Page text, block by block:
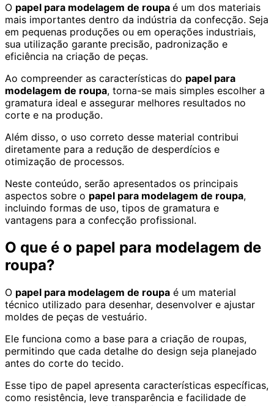
O papel para modelagem de roupa é um dos materiais
mais importantes dentro da indústria da confecção. Seja
em pequenas produções ou em operações industriais,
sua utilização garante precisão, padronização e
eficiência na criação de peças.
Ao compreender as características do papel para
modelagem de roupa, torna-se mais simples escolher a
gramatura ideal e assegurar melhores resultados no
corte e na produção.
Além disso, o uso correto desse material contribui
diretamente para a redução de desperdícios e
otimização de processos.
Neste conteúdo, serão apresentados os principais
aspectos sobre o papel para modelagem de roupa,
incluindo formas de uso, tipos de gramatura e
vantagens para a confecção profissional.
O que é o papel para modelagem de
roupa?
O papel para modelagem de roupa é um material
técnico utilizado para desenhar, desenvolver e ajustar
moldes de peças de vestuário.
Ele funciona como a base para a criação de roupas,
permitindo que cada detalhe do design seja planejado
antes do corte do tecido.
Esse tipo de papel apresenta características específicas,
como resistência, leve transparência e facilidade de